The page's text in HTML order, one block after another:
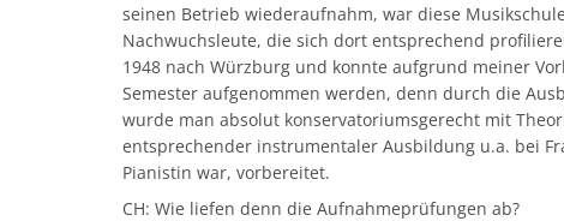
seinen Betrieb wiederaufnahm, war diese
Nachwuchsleute, die sich dort entsprechend
1948 nach Würzburg und konnte aufgrund meiner
Semester aufgenommen werden, denn durch die
wurde man absolut konservatoriumsgerecht mit
entsprechender instrumentaler Ausbildung u.a. bei
Pianistin war, vorbereitet.
CH: Wie liefen denn die Aufnahmeprüfungen ab?